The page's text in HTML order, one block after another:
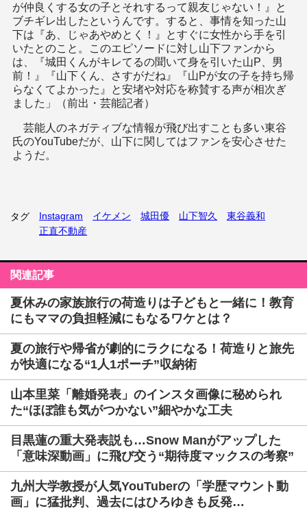
が仲良くする女の子とそれするって親友じゃない！』と
ブチギレ出したというんです。すると、事情を知った山
下は『あ、じゃあやめとく！』とすぐに女性から手を引
いたとのこと。このエピソードに対し山下ファンから
は、『城田くんがキレてるの聞いて身を引いた山P、男
前！』『山下くん、さすがだね』『山Pが女の子を持ち帰
らなくてよかった』と安堵や対応を称賛する声が相次ぎ
ました」（前出・芸能記者）
芸能人のネガティブな情報が飛び出すことも多い東谷
氏のYouTubeだが、山下に関してはファンを安心させた
ようだ。
タグ Instagram イケメン 城田優 山下智久
東谷義和
正直不動産
関連記事
夏休みの家族旅行の荷造りは子どもと一緒に！教育
にもママの負担軽減にもなるワケとは？
夏の旅行や帰省が劇的にラクになる！荷造りと旅先
が快適になる“1人1ポーチ”収納術
山本里菜「離婚発表」のインスタ画像に秘められ
た“ほぼ誰も気がつかない”細やかな工夫
目黒蓮の重大発表説も…Snow Manがアップした
「意味深動画」に飛び交う“期待度マックスの考察”
九州大学教授が人気YouTuberの「学歴マウント動
画」に猛批判、過去にはひろゆきも反発…